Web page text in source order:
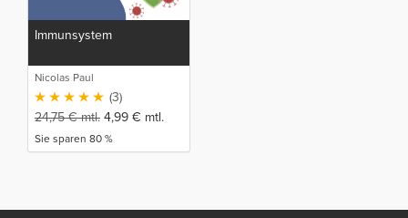
Immunsystem
Nicolas Paul
(3)
24,75€mtl. 4,99 € mtl.
Sie sparen 80 %